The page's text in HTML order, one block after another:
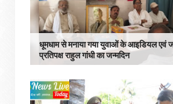
धूमधाम से मनाया गया युवाओं के आइडियल एवं
प्रतिपक्ष राहुल गांधी का जन्मदिन